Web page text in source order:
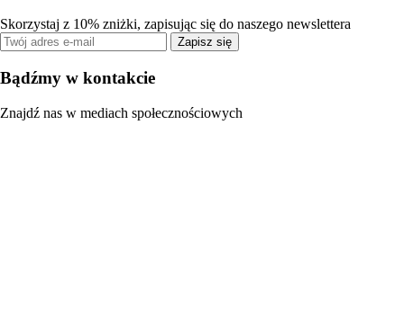
Skorzystaj z 10% zniżki, zapisując się do naszego newslettera
Zapisz się
Bądźmy w kontakcie
Znajdź nas w mediach społecznościowych